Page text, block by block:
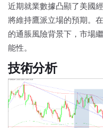
近期就業數據凸顯了美國
將維持鷹派立場的預期。
的通脹風險背景下，市場
能性。
技術分析